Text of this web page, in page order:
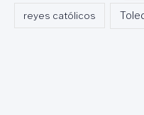
reyes católicos